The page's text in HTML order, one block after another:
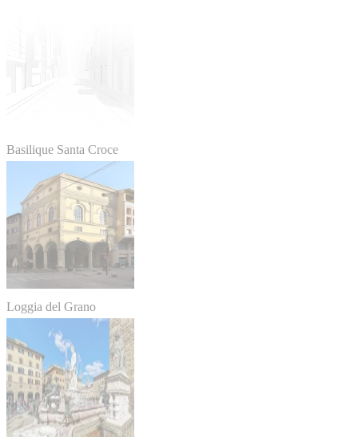
Basilique Santa Croce
Loggia del Grano